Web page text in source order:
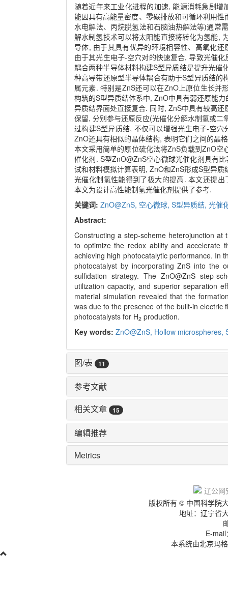
随着近年来工业化进程的加速, 能源消耗急剧
能因具有高能量密度、零碳排放和可循环利用
水电解法、丙烷脱氢法和石脑油热解法等)通常
解水制氢技术可以将太阳能直接将转化为氢能,
导体, 由于其具有优异的环境相容性、高氧化
由于其光生电子-空穴对的快速复合, 导致光催
耦合两种半导体材料构建S型异质结是提升光
种高导带还原型半导体耦合有助于S型异质结
属元素. 特别是ZnS还可以在ZnO上原位生长并
构筑的S型异质结体系中, ZnO中具有弱还原能
异质结界面处直接复合. 同时, ZnS中具有较高
保留, 分别参与还原反应(光催化分解水制氢或
过构建S型异质结, 不仅可以增强光生电子-空
ZnO还具有相似的晶体结构, 表明它们之间的晶
本文采用简单的原位硫化法将ZnS负载到ZnO
催化剂. S型ZnO@ZnS空心微球光催化剂具有
试和材料模拟计算表明, ZnO和ZnS形成S型异
光催化制氢性能得到了极大的提高. 本文还提
本文为设计高性能制氢光催化剂提供了参考.
关键词: ZnO@ZnS, 空心微球, S型异质结, 光催
Abstract:
Constructing a step-scheme heterojunction
to optimize the redox ability and accelerate
achieving high photocatalytic performance. In
photocatalyst by incorporating ZnS into the
sulfidation strategy. The ZnO@ZnS step-
utilization capacity, and superior separation
material simulation revealed that the
was due to the presence of the built-in
photocatalysts for H2 production.
Key words: ZnO@ZnS, Hollow microspheres,
图/表 11
参考文献
相关文章
15
编辑推荐
Metrics
辽公网
版权所有 © 中国科学院
地址：辽宁省
E-mail
本系统由北京玛